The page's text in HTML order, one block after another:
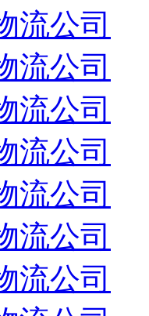
流公司
流公司
流公司
流公司
流公司
流公司
流公司